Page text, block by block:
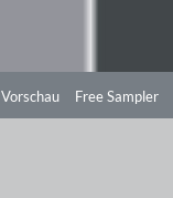
Vorschau Free Sampler